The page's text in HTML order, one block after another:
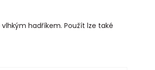
hadříkem. Použít lze také